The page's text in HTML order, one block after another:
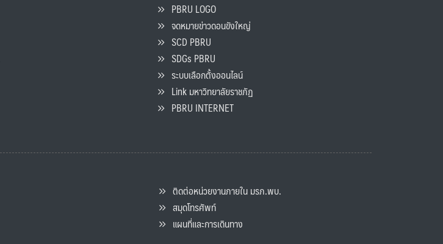
PBRU LOGO
จดหมายข่าวดอนขังใหญ่
SCD PBRU
SDGs PBRU
ระบบเลือกตั้งออนไลน์
Link มหาวิทยาลัยราชภัฏ
PBRU INTERNET
ติดต่อหน่วยงานภายใน มรภ.พบ.
สมุดโทรศัพท์
แผนที่และการเดินทาง